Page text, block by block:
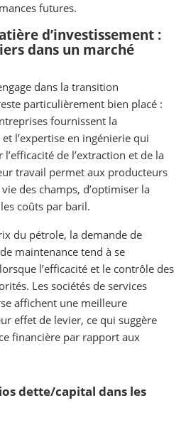
futures.
d’investissement :
dans un marché
dans la transition
particulièrement bien placé :
fournissent la
l’expertise en ingénierie qui
de l’extraction et de la
travail permet aux producteurs
des champs, d’optimiser la
coûts par baril.
du pétrole, la demande de
maintenance tend à se
l’efficacité et le contrôle des
Les sociétés de services
affichent une meilleure
effet de levier, ce qui suggère
financière par rapport aux
dette/capital dans les